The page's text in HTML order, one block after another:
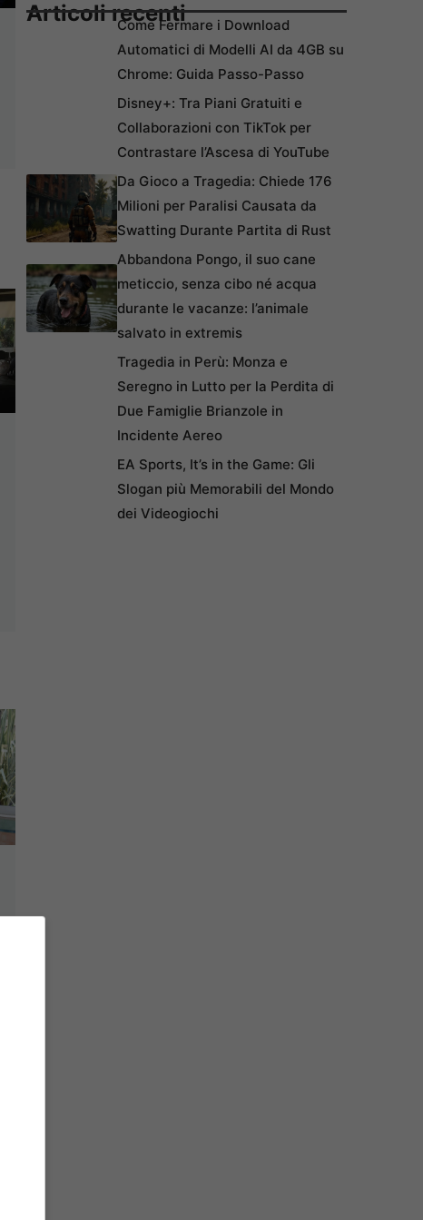
Articoli recentiCome Fermare i Download
Automatici di Modelli AI da 4GB su
Chrome: Guida Passo-Passo
Disney+: Tra Piani Gratuiti e
Collaborazioni con TikTok per
Contrastare l’Ascesa di YouTube
Da Gioco a Tragedia: Chiede 176
Milioni per Paralisi Causata da
Swatting Durante Partita di Rust
Abbandona Pongo, il suo cane
meticcio, senza cibo né acqua
durante le vacanze: l’animale
salvato in extremis
Tragedia in Perù: Monza e
Seregno in Lutto per la Perdita di
Due Famiglie Brianzole in
Incidente Aereo
EA Sports, It’s in the Game: Gli
Slogan più Memorabili del Mondo
dei Videogiochi